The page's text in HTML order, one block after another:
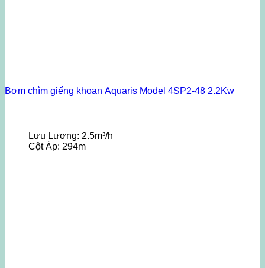
Bơm chìm giếng khoan Aquaris Model 4SP2-48 2.2Kw
Lưu Lượng: 2.5m³/h
Cột Áp: 294m